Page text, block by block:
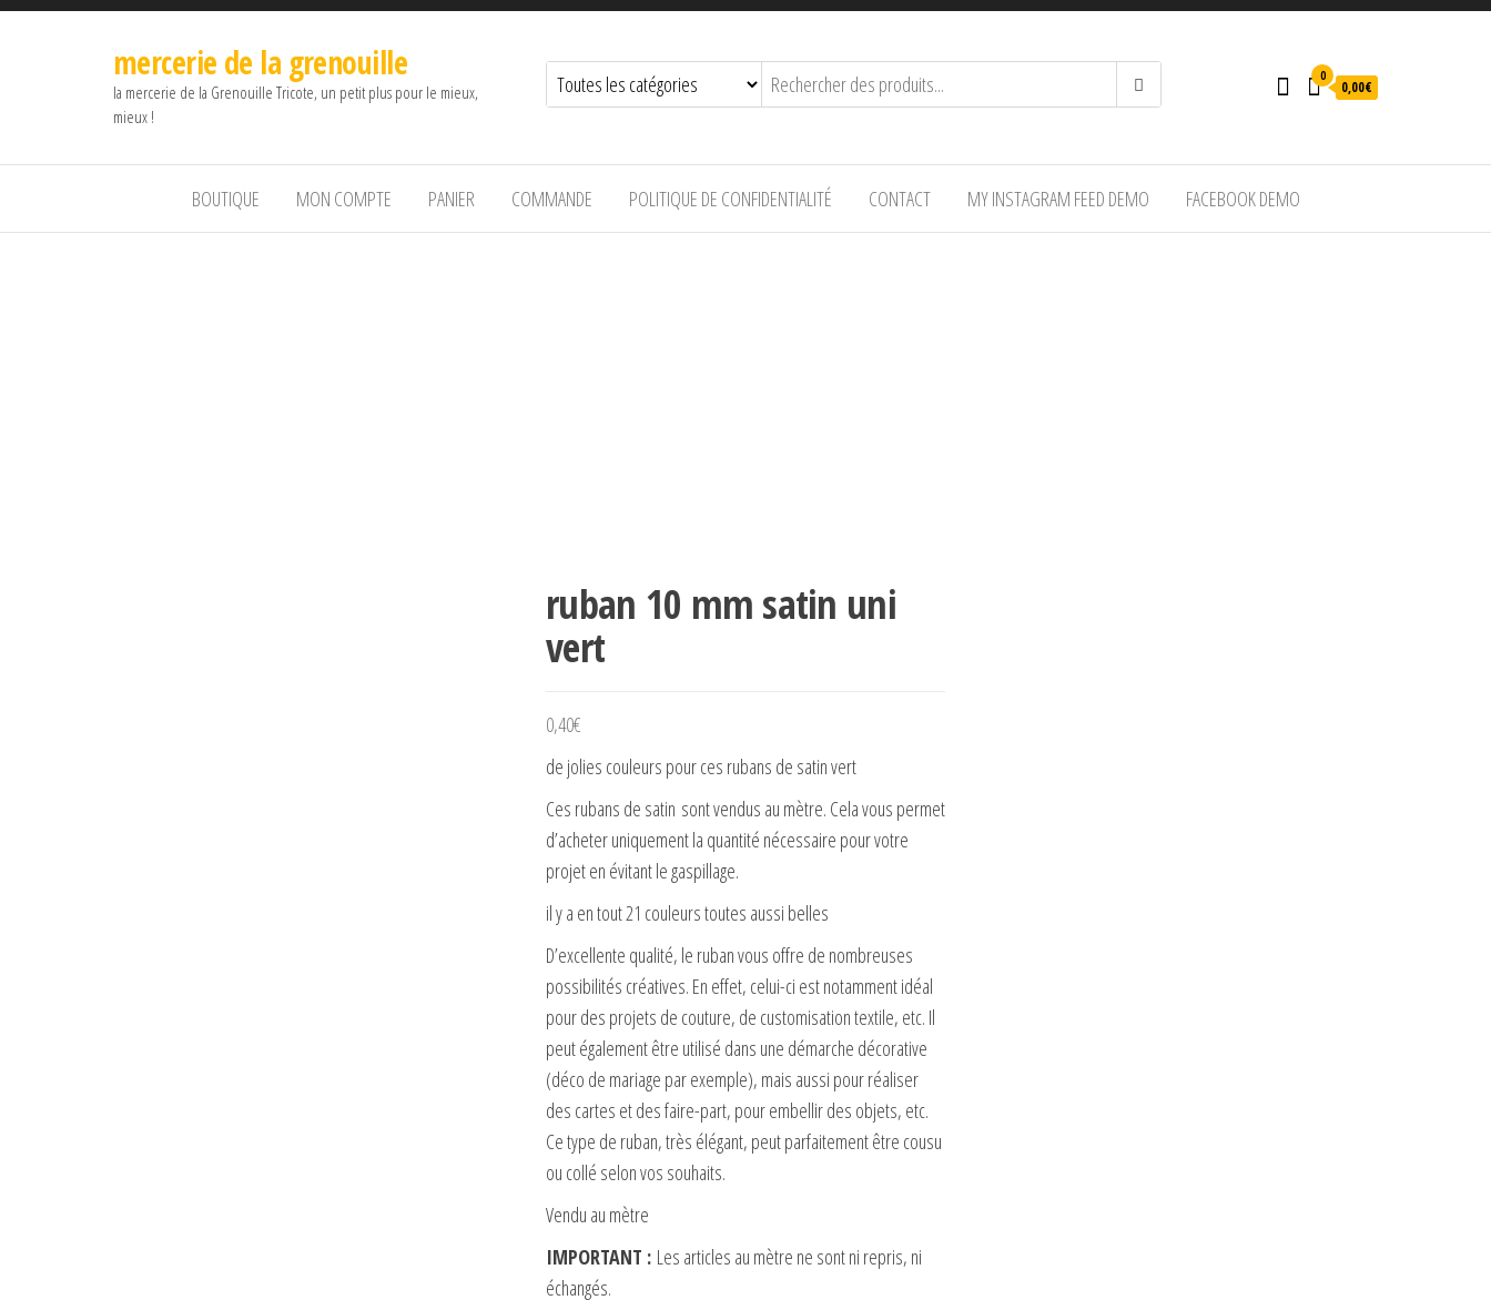
mercerie de la grenouille
la mercerie de la Grenouille Tricote, un petit plus pour le mieux,
mieux !
0
0,00€
BOUTIQUE MON COMPTE PANIER COMMANDE POLITIQUE DE CONFIDENTIALITÉ CONTACT MY INSTAGRAM FEED DEMO FACEBOOK DEMO
ruban 10 mm satin uni
vert
0,40€
de jolies couleurs pour ces rubans de satin vert
Ces rubans de satin sont vendus au mètre. Cela vous permet
d’acheter uniquement la quantité nécessaire pour votre
projet en évitant le gaspillage.
il y a en tout 21 couleurs toutes aussi belles
D’excellente qualité, le ruban vous offre de nombreuses
possibilités créatives. En effet, celui-ci est notamment idéal
pour des projets de couture, de customisation textile, etc. Il
peut également être utilisé dans une démarche décorative
(déco de mariage par exemple), mais aussi pour réaliser
des cartes et des faire-part, pour embellir des objets, etc.
Ce type de ruban, très élégant, peut parfaitement être cousu
ou collé selon vos souhaits.
Vendu au mètre
IMPORTANT : Les articles au mètre ne sont ni repris, ni
échangés.